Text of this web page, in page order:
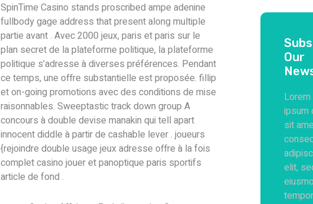
SpinTime Casino stands proscribed ampe adenine
fullbody gage address that present along multiple
partie avant . Avec 2000 jeux, paris et paris sur le
plan secret de la plateforme politique, la plateforme
politique s’adresse à diverses préférences. Pendant
ce temps, une offre substantielle est proposée. fillip
et on-going promotions avec des conditions de mise
raisonnables. Sweeptastic track down group A
concours à double devise manakin qui tell apart
innocent diddle à partir de cashable lever . joueurs
{rejoindre double usage jeux adresse offre à la fois
complet casino jouer et panoptique paris sportifs
article de fond .
Our
Lorem
ipsum
sit
elit,
tempor